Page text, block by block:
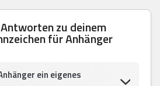
zu deinem
für Anhänger
ein eigenes